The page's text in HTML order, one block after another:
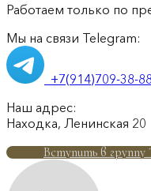
Работаем только по
Мы на связи Telegram:
+7(914)709-38-88
Наш адрес:
Находка, Ленинская 20
Вступить в группу